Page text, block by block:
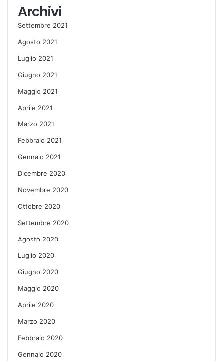
Archivi
Settembre 2021
Agosto 2021
Luglio 2021
Giugno 2021
Maggio 2021
Aprile 2021
Marzo 2021
Febbraio 2021
Gennaio 2021
Dicembre 2020
Novembre 2020
Ottobre 2020
Settembre 2020
Agosto 2020
Luglio 2020
Giugno 2020
Maggio 2020
Aprile 2020
Marzo 2020
Febbraio 2020
Gennaio 2020